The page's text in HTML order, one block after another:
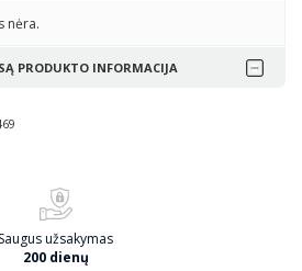
nėra.
PRODUKTO INFORMACIJA
Saugus užsakymas
200 dienų